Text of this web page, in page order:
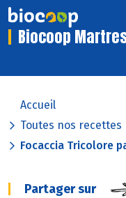
Biocoop
Accueil
Toutes nos recettes
Focaccia Tricolore
Partager sur